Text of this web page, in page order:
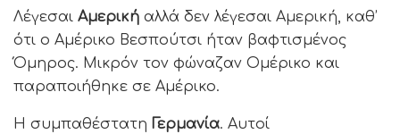
Λέγεσαι Αμερική αλλά δεν λέγεσαι Αμερική, καθ’
ότι ο Αμέρικο Βεσπούτσι ήταν βαφτισμένος
Όμηρος. Μικρόν τον φώναζαν Ομέρικο και
παραποιήθηκε σε Αμέρικο.
Η συμπαθέστατη Γερμανία. Αυτοί